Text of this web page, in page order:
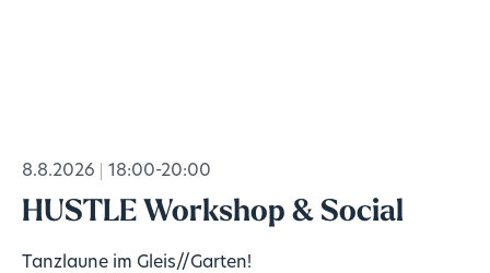
8.8.2026 18:00-20:00
HUSTLE Workshop & Social
Tanzlaune im Gleis//Garten!